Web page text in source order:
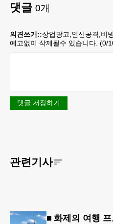
댓글 0개
의견쓰기::상업광고,인신공격,비
예고없이 삭제될수 있습니다. (0/
댓글 저장하기
관련기사